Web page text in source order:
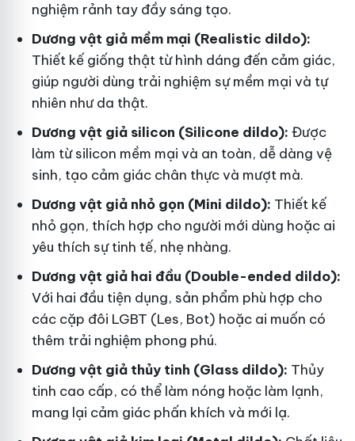
nghiệm rảnh tay đầy sáng tạo.
Dương vật giả mềm mại (Realistic dildo):
Thiết kế giống thật từ hình dáng đến cảm giác,
giúp người dùng trải nghiệm sự mềm mại và tự
nhiên như da thật.
Dương vật giả silicon (Silicone dildo): Được
làm từ silicon mềm mại và an toàn, dễ dàng vệ
sinh, tạo cảm giác chân thực và mượt mà.
Dương vật giả nhỏ gọn (Mini dildo): Thiết kế
nhỏ gọn, thích hợp cho người mới dùng hoặc ai
yêu thích sự tinh tế, nhẹ nhàng.
Dương vật giả hai đầu (Double-ended dildo):
Với hai đầu tiện dụng, sản phẩm phù hợp cho
các cặp đôi LGBT (Les, Bot) hoặc ai muốn có
thêm trải nghiệm phong phú.
Dương vật giả thủy tinh (Glass dildo): Thủy
tinh cao cấp, có thể làm nóng hoặc làm lạnh,
mang lại cảm giác phấn khích và mới lạ.